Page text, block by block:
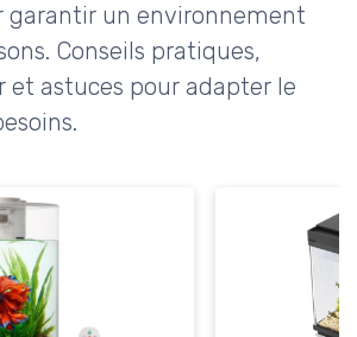
garantir un environnement
Conseils pratiques,
et astuces pour adapter le